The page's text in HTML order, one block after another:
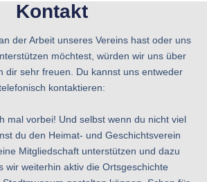
Kontakt
der Arbeit unseres Vereins hast oder uns
möchtest, würden wir uns über
dir sehr freuen. Du kannst uns entweder
kontaktieren:
mal vorbei! Und selbst wenn du nicht viel
du den Heimat- und Geschichtsverein
Mitgliedschaft unterstützen und dazu
wir weiterhin aktiv die Ortsgeschichte